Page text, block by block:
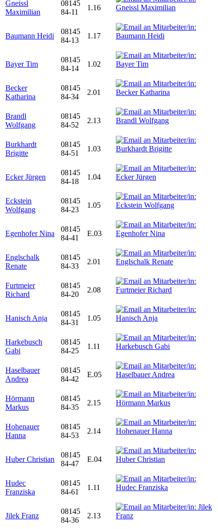
Gneissl
Maximilian
08145
84-11
1.16
Baumann Heidi
08145
84-13
1.17
Bayer Tim
08145
84-14
1.02
Becker
Katharina
08145
84-34
2.01
Brandl
Wolfgang
08145
84-52
2.13
Burkhardt
Brigitte
08145
84-51
1.03
Ecker Jürgen
08145
84-18
1.04
Eckstein
Wolfgang
08145
84-23
1.05
Egenhofer Nina
08145
84-41
E.03
Englschalk
Renate
08145
84-33
2.01
Furtmeier
Richard
08145
84-20
2.08
Hanisch Anja
08145
84-31
1.05
Harkebusch
Gabi
08145
84-25
1.11
Haselbauer
Andrea
08145
84-42
E.05
Hörmann
Markus
08145
84-35
2.15
Hohenauer
Hanna
08145
84-53
2.14
Huber Christian
08145
84-47
E.04
Hudec
Franziska
08145
84-61
1.11
Jilek Franz
08145
84-36
2.13